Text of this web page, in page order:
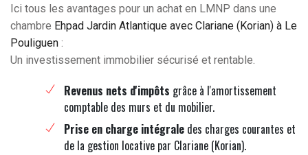
Ici tous les avantages pour un achat en LMNP dans une
chambre Ehpad Jardin Atlantique avec Clariane (Korian) à Le
Pouliguen :
Un investissement immobilier sécurisé et rentable.
Revenus nets d'impôts grâce à l'amortissement
comptable des murs et du mobilier.
Prise en charge intégrale des charges courantes et
de la gestion locative par Clariane (Korian).